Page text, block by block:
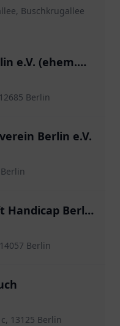
Buschkrugallee
e.V. (ehem.
Berlin
Berlin e.V.
Handicap Berlin
Berlin
13125 Berlin